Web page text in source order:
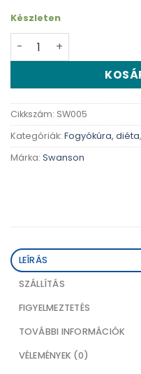
Készleten
Swanson Almaecet
Cikkszám: SW005
Kategóriák: Fogyókúra, diéta,
Márka: Swanson
LEÍRÁS
SZÁLLÍTÁS
FIGYELMEZTETÉS
TOVÁBBI INFORMÁCIÓK
VÉLEMÉNYEK (0)